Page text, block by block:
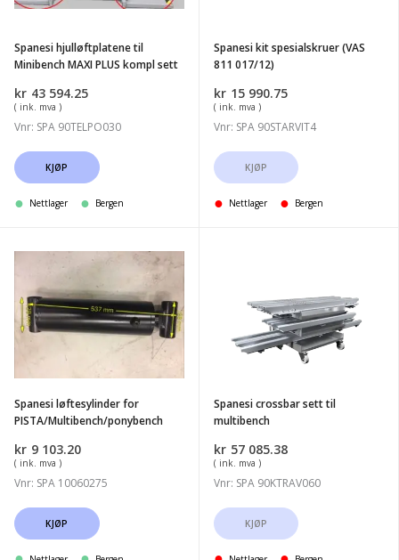
PLUS
sett
Spanesi hjulløftplatene til
Minibench MAXI PLUS kompl sett
kr 43 594.25
( ink. mva )
Vnr: SPA 90TELPO030
KJØP
Nettlager Bergen
Spanesi kit spesialskruer (VAS
811 017/12)
kr 15 990.75
( ink. mva )
Vnr: SPA 90STARVIT4
KJØP
Nettlager Bergen
Spanesi
løftesylinder
for
PISTA/Multibench/ponybench
Spanesi løftesylinder for
PISTA/Multibench/ponybench
kr 9 103.20
( ink. mva )
Vnr: SPA 10060275
KJØP
multibench
Spanesi crossbar sett til
multibench
kr 57 085.38
( ink. mva )
Vnr: SPA 90KTRAV060
KJØP